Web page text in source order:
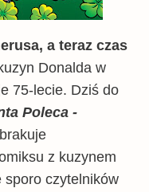
a teraz czas
Donalda w
75-lecie. Dziś do
Poleca -
z kuzynem
sporo czytelników